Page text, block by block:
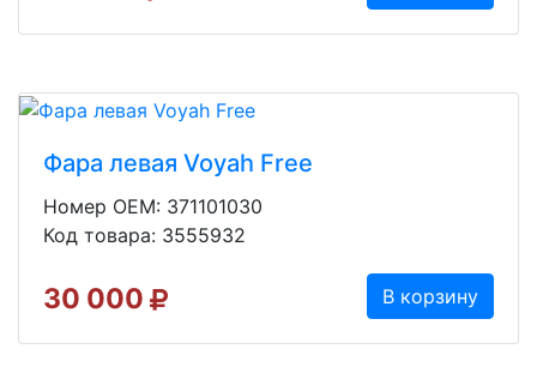
Фара левая Voyah Free
Номер OEM: 371101030
Код товара: 3555932
30 000 В корзину